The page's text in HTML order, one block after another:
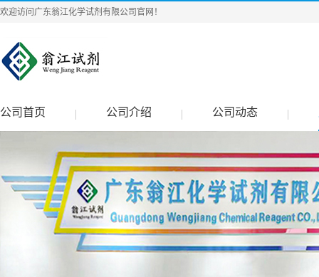
欢迎访问广东翁江化学试剂有限公司官网！
公司首页 公司介绍 公司动态